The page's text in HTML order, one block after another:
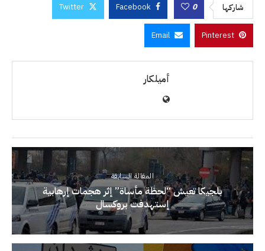
شاركها 0
Facebook
Twitter
Pinterest
Email
أميلكار
المقالة السابقة
بلجيكا تعيش “لحظة مأساة” إثر هجمات إرهابية
إستهدفت بروكسال